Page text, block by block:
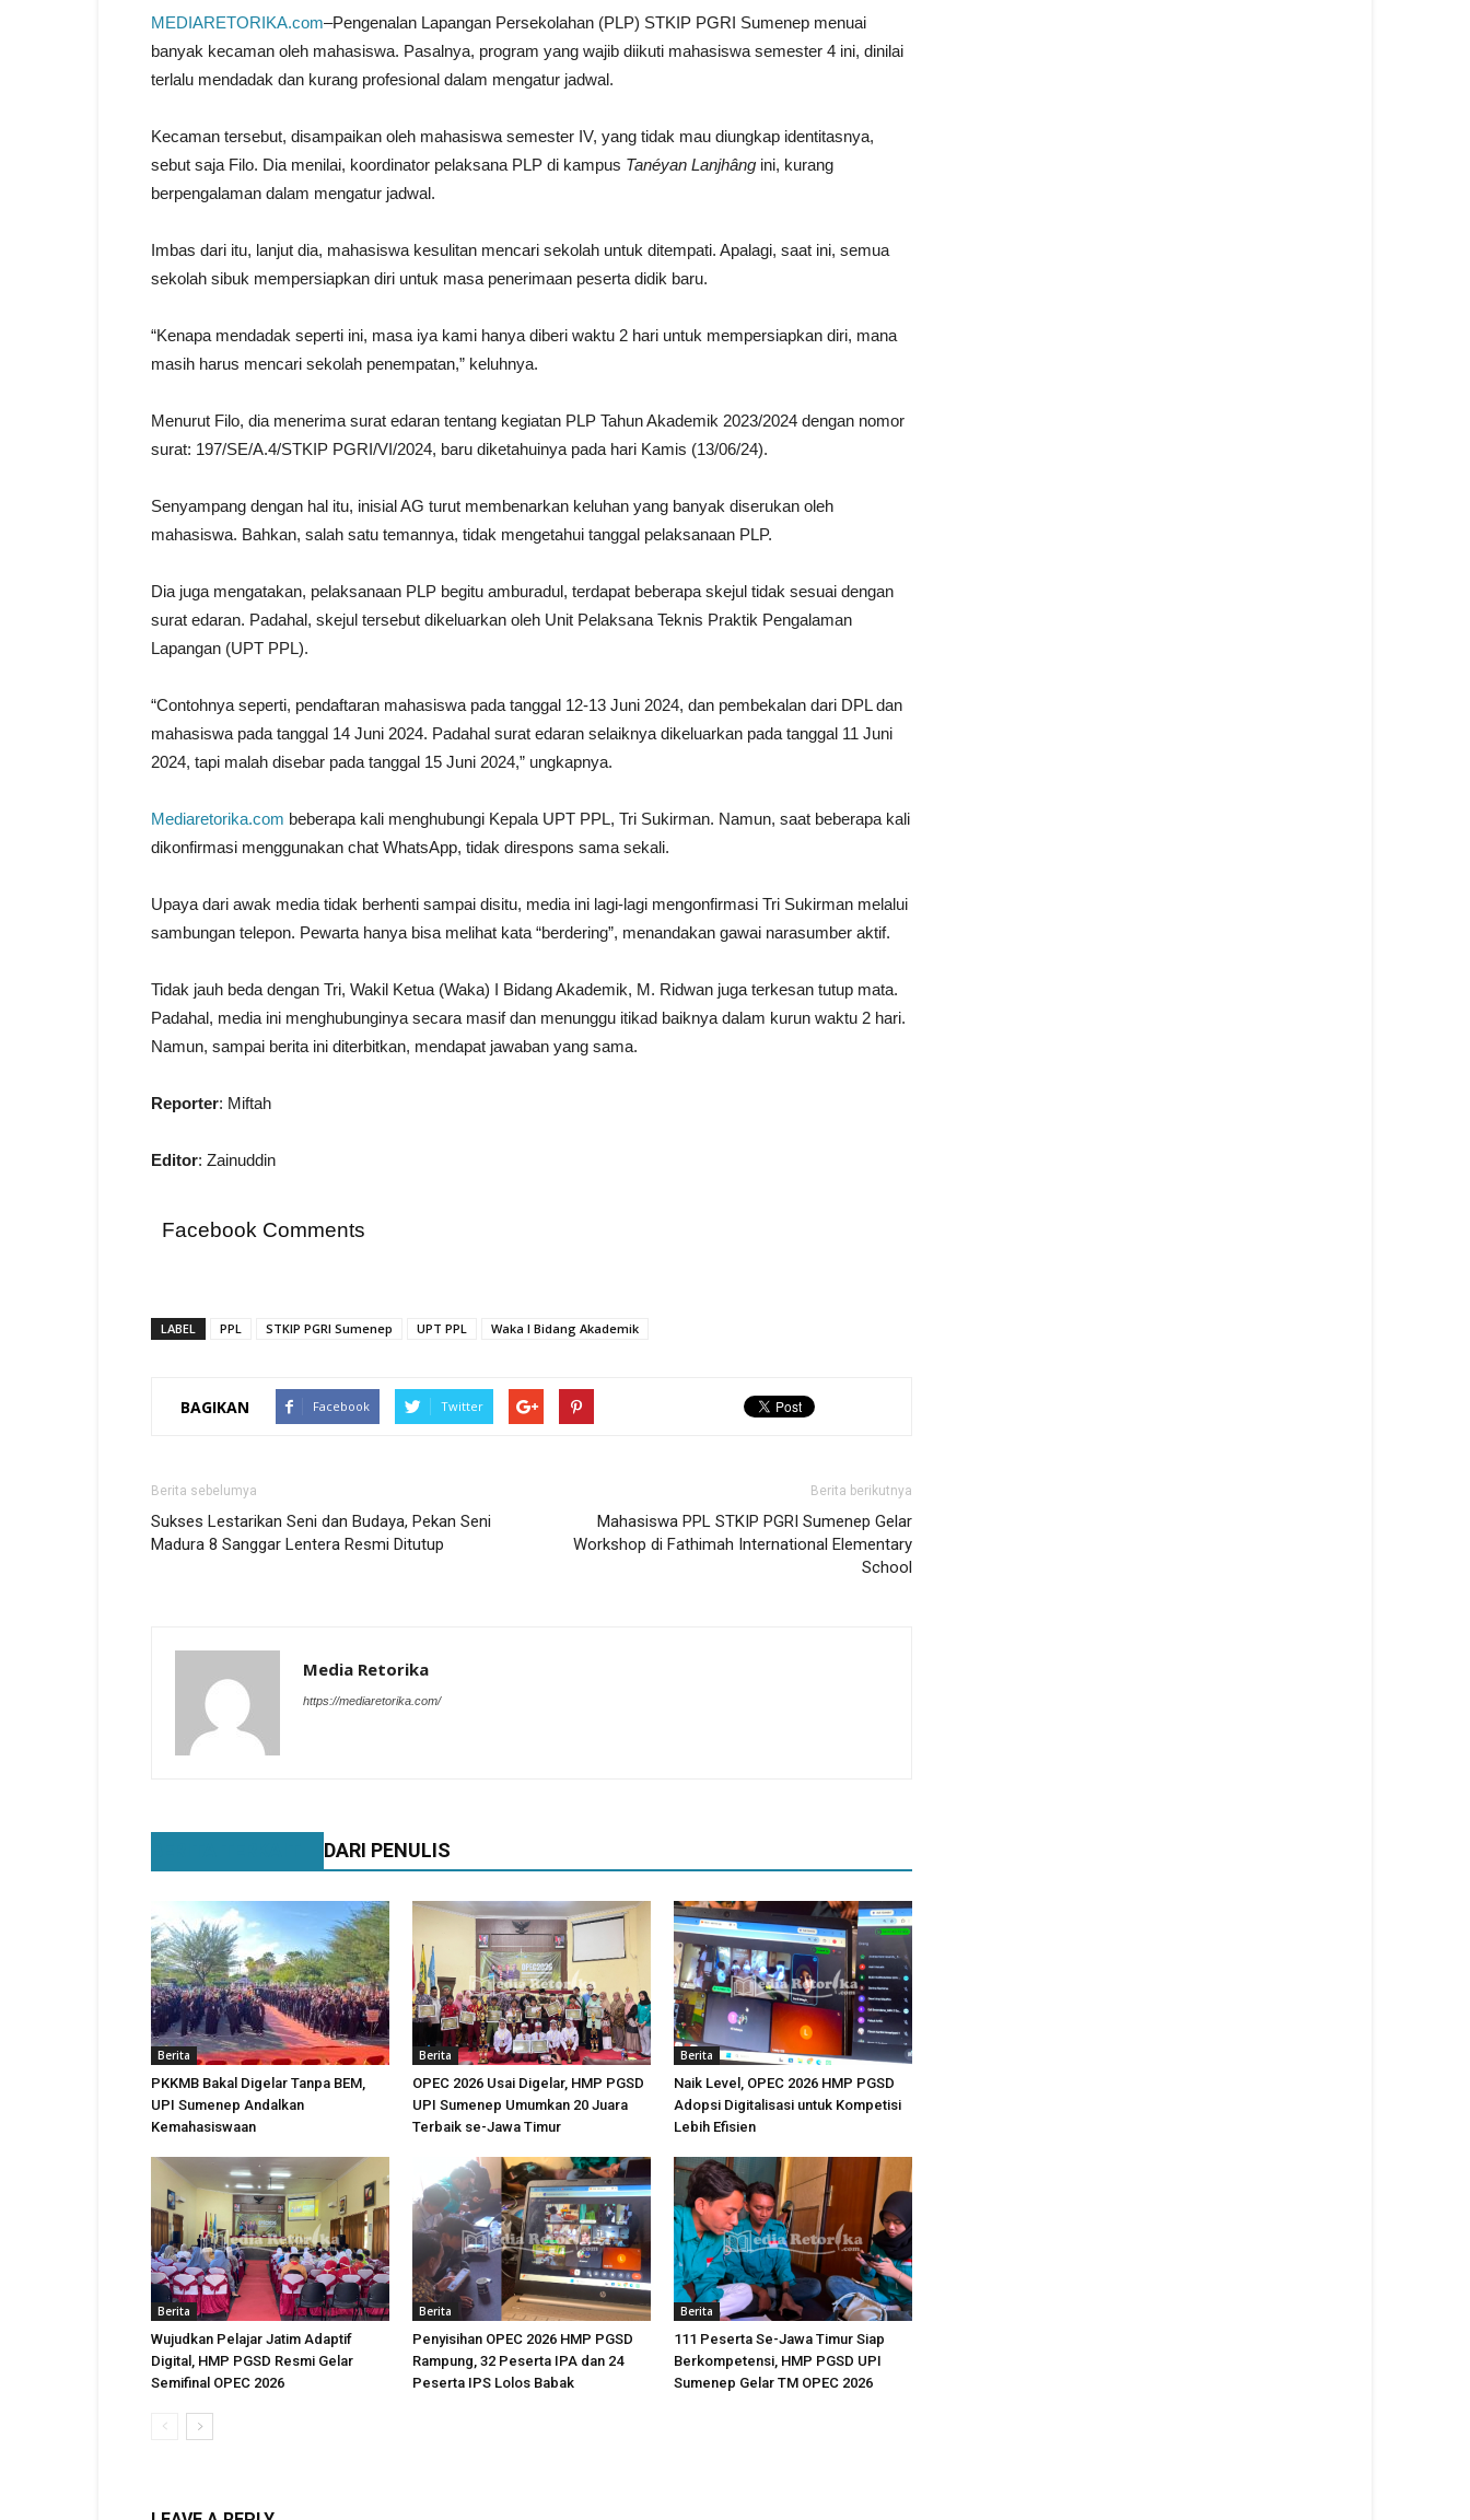
MEDIARETORIKA.com–Pengenalan Lapangan Persekolahan (PLP) STKIP PGRI Sumenep menuai
banyak kecaman oleh mahasiswa. Pasalnya, program yang wajib diikuti mahasiswa semester 4 ini, dinilai
terlalu mendadak dan kurang profesional dalam mengatur jadwal.
Kecaman tersebut, disampaikan oleh mahasiswa semester IV, yang tidak mau diungkap identitasnya,
sebut saja Filo. Dia menilai, koordinator pelaksana PLP di kampus Tanéyan Lanjhâng ini, kurang
berpengalaman dalam mengatur jadwal.
Imbas dari itu, lanjut dia, mahasiswa kesulitan mencari sekolah untuk ditempati. Apalagi, saat ini, semua
sekolah sibuk mempersiapkan diri untuk masa penerimaan peserta didik baru.
“Kenapa mendadak seperti ini, masa iya kami hanya diberi waktu 2 hari untuk mempersiapkan diri, mana
masih harus mencari sekolah penempatan,” keluhnya.
Menurut Filo, dia menerima surat edaran tentang kegiatan PLP Tahun Akademik 2023/2024 dengan nomor
surat: 197/SE/A.4/STKIP PGRI/VI/2024, baru diketahuinya pada hari Kamis (13/06/24).
Senyampang dengan hal itu, inisial AG turut membenarkan keluhan yang banyak diserukan oleh
mahasiswa. Bahkan, salah satu temannya, tidak mengetahui tanggal pelaksanaan PLP.
Dia juga mengatakan, pelaksanaan PLP begitu amburadul, terdapat beberapa skejul tidak sesuai dengan
surat edaran. Padahal, skejul tersebut dikeluarkan oleh Unit Pelaksana Teknis Praktik Pengalaman
Lapangan (UPT PPL).
“Contohnya seperti, pendaftaran mahasiswa pada tanggal 12-13 Juni 2024, dan pembekalan dari DPL dan
mahasiswa pada tanggal 14 Juni 2024. Padahal surat edaran selaiknya dikeluarkan pada tanggal 11 Juni
2024, tapi malah disebar pada tanggal 15 Juni 2024,” ungkapnya.
Mediaretorika.com beberapa kali menghubungi Kepala UPT PPL, Tri Sukirman. Namun, saat beberapa kali
dikonfirmasi menggunakan chat WhatsApp, tidak direspons sama sekali.
Upaya dari awak media tidak berhenti sampai disitu, media ini lagi-lagi mengonfirmasi Tri Sukirman melalui
sambungan telepon. Pewarta hanya bisa melihat kata “berdering”, menandakan gawai narasumber aktif.
Tidak jauh beda dengan Tri, Wakil Ketua (Waka) I Bidang Akademik, M. Ridwan juga terkesan tutup mata.
Padahal, media ini menghubunginya secara masif dan menunggu itikad baiknya dalam kurun waktu 2 hari.
Namun, sampai berita ini diterbitkan, mendapat jawaban yang sama.
Reporter: Miftah
Editor: Zainuddin
Facebook Comments
LABEL PPL STKIP PGRI Sumenep UPT PPL Waka I Bidang Akademik
BAGIKAN Facebook Twitter
Berita sebelumya
Sukses Lestarikan Seni dan Budaya, Pekan Seni
Madura 8 Sanggar Lentera Resmi Ditutup
Berita berikutnya
Mahasiswa PPL STKIP PGRI Sumenep Gelar
Workshop di Fathimah International Elementary
School
Media Retorika
https://mediaretorika.com/
DARI PENULIS
Berita
PKKMB Bakal Digelar Tanpa BEM,
UPI Sumenep Andalkan
Kemahasiswaan
Berita
OPEC 2026 Usai Digelar, HMP PGSD
UPI Sumenep Umumkan 20 Juara
Terbaik se-Jawa Timur
Berita
Naik Level, OPEC 2026 HMP PGSD
Adopsi Digitalisasi untuk Kompetisi
Lebih Efisien
Berita
Wujudkan Pelajar Jatim Adaptif
Digital, HMP PGSD Resmi Gelar
Semifinal OPEC 2026
Berita
Penyisihan OPEC 2026 HMP PGSD
Rampung, 32 Peserta IPA dan 24
Peserta IPS Lolos Babak
Berita
111 Peserta Se-Jawa Timur Siap
Berkompetensi, HMP PGSD UPI
Sumenep Gelar TM OPEC 2026